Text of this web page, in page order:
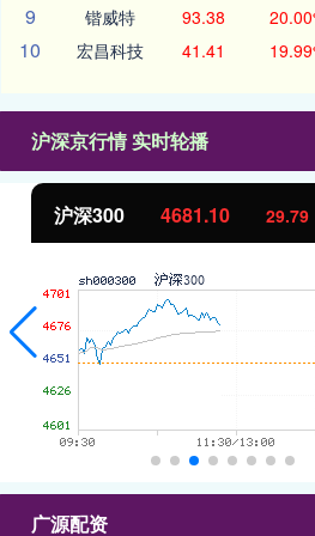
9 锴威特 93.38
10 宏昌科技 41.41
沪深京行情 实时轮播
沪深300 4681.10 29.79
广源配资